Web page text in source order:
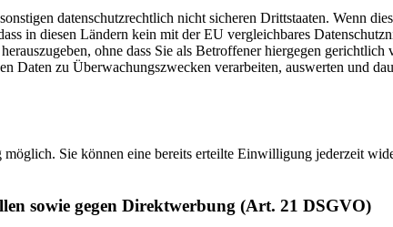
datenschutzrechtlich nicht sicheren Drittstaaten. Wenn
in diesen Ländern kein mit der EU vergleichbares
ohne dass Sie als Betroffener hiergegen
zu Überwachungszwecken verarbeiten, auswerten und
Sie können eine bereits erteilte Einwilligung jederzeit
sowie gegen Direktwerbung (Art. 21 DSGVO)